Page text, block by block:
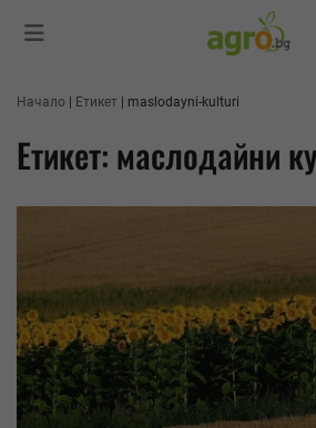
Начало Етикет maslodayni-kulturi
Етикет: маслодайни